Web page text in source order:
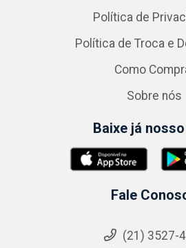
Política de
Política de Troca e
Como
Sobre nós
Baixe já
Fale
(21) 3527-